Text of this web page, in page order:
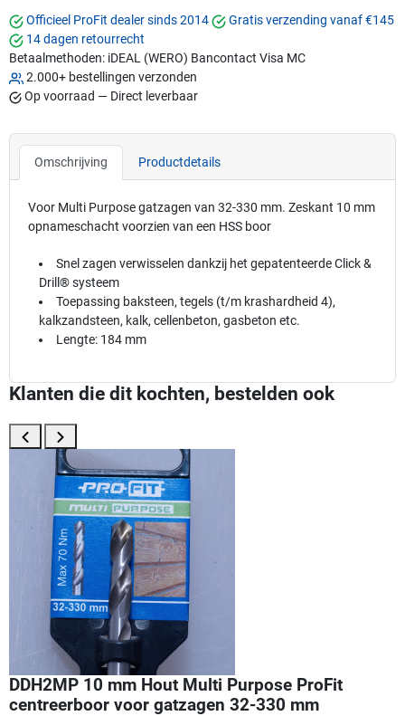
Officieel ProFit dealer sinds 2014
Gratis verzending vanaf €145
14 dagen retourrecht
Betaalmethoden: iDEAL (WERO) Bancontact Visa MC
2.000+ bestellingen verzonden
Op voorraad — Direct leverbaar
Omschrijving Productdetails
Voor Multi Purpose gatzagen van 32-330 mm. Zeskant 10 mm
opnameschacht voorzien van een HSS boor
Snel zagen verwisselen dankzij het gepatenteerde Click &
Drill® systeem
Toepassing baksteen, tegels (t/m krashardheid 4),
kalkzandsteen, kalk, cellenbeton, gasbeton etc.
Lengte: 184 mm
Klanten die dit kochten, bestelden ook
DDH2MP 10 mm Hout Multi Purpose ProFit
centreerboor voor gatzagen 32-330 mm